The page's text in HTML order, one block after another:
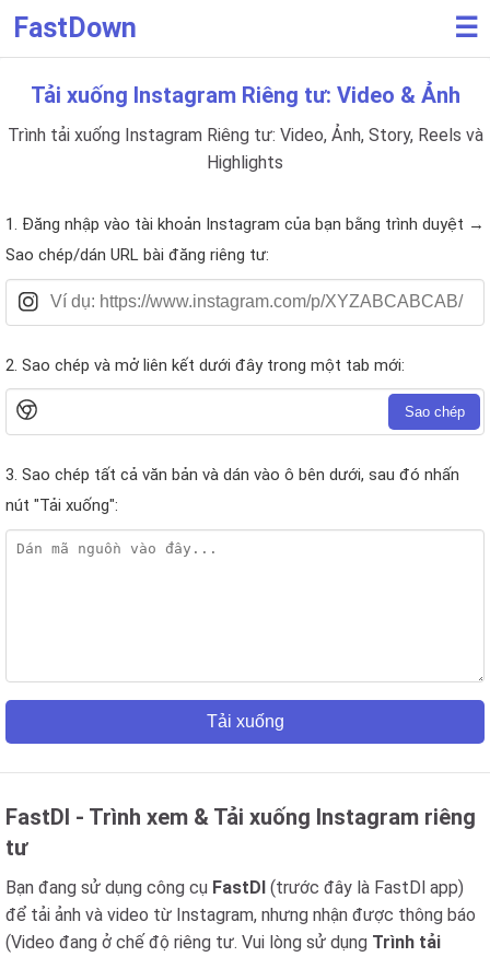
FastDown ☰
Tải xuống Instagram Riêng tư: Video & Ảnh
Trình tải xuống Instagram Riêng tư: Video, Ảnh, Story, Reels và
Highlights
1. Đăng nhập vào tài khoản Instagram của bạn bằng trình duyệt →
Sao chép/dán URL bài đăng riêng tư:
2. Sao chép và mở liên kết dưới đây trong một tab mới:
Sao chép
3. Sao chép tất cả văn bản và dán vào ô bên dưới, sau đó nhấn
nút "Tải xuống":
Tải xuống
FastDl - Trình xem & Tải xuống Instagram riêng
tư
Bạn đang sử dụng công cụ FastDl (trước đây là FastDl app)
để tải ảnh và video từ Instagram, nhưng nhận được thông báo
(Video đang ở chế độ riêng tư. Vui lòng sử dụng Trình tải